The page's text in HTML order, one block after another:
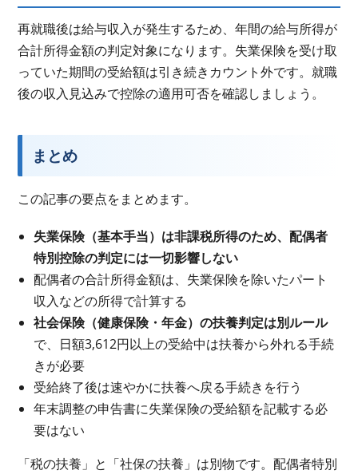
再就職後は給与収入が発生するため、年間の給与所得が
合計所得金額の判定対象になります。失業保険を受け取
っていた期間の受給額は引き続きカウント外です。就職
後の収入見込みで控除の適用可否を確認しましょう。
まとめ
この記事の要点をまとめます。
失業保険（基本手当）は非課税所得のため、配偶者
特別控除の判定には一切影響しない
配偶者の合計所得金額は、失業保険を除いたパート
収入などの所得で計算する
社会保険（健康保険・年金）の扶養判定は別ルール
で、日額3,612円以上の受給中は扶養から外れる手続
きが必要
受給終了後は速やかに扶養へ戻る手続きを行う
年末調整の申告書に失業保険の受給額を記載する必
要はない
「税の扶養」と「社保の扶養」は別物です。配偶者特別